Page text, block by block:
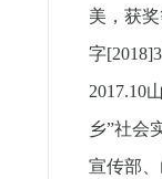
美，获
字[2018]3
2017.10
乡”社会
宣传部